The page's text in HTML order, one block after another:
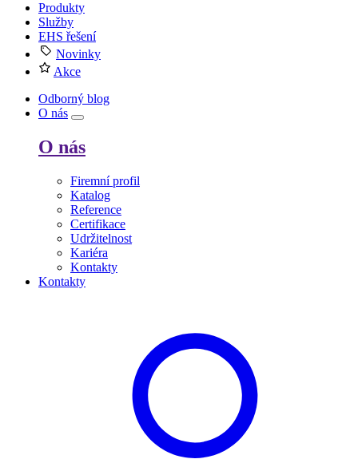
Produkty
Služby
EHS řešení
Novinky
Akce
Odborný blog
O nás
O nás
Firemní profil
Katalog
Reference
Certifikace
Udržitelnost
Kariéra
Kontakty
Kontakty